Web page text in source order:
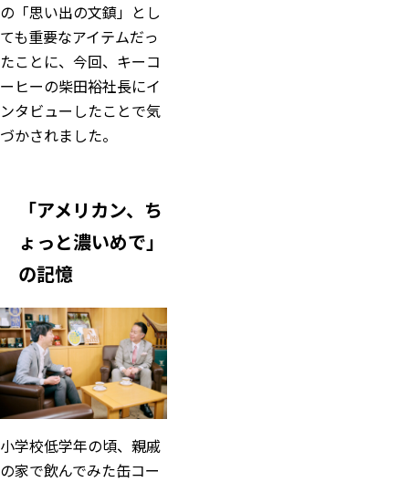
の「思い出の文鎮」とし
ても重要なアイテムだっ
たことに、今回、キーコ
ーヒーの柴田裕社長にイ
ンタビューしたことで気
づかされました。
「アメリカン、ち
ょっと濃いめで」
の記憶
小学校低学年の頃、親戚
の家で飲んでみた缶コー